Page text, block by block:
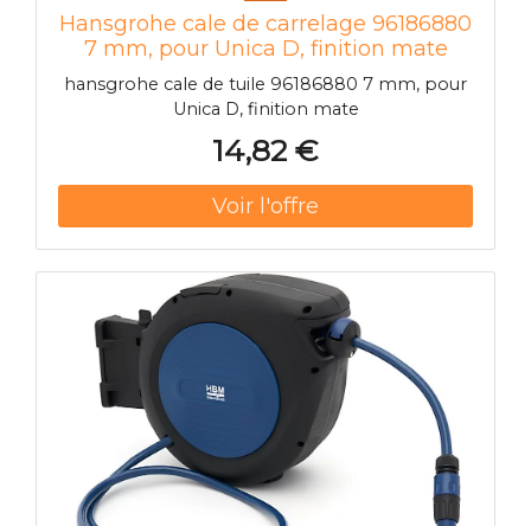
Hansgrohe cale de carrelage 96186880
7 mm, pour Unica D, finition mate
hansgrohe cale de tuile 96186880 7 mm, pour
Unica D, finition mate
14,82 €